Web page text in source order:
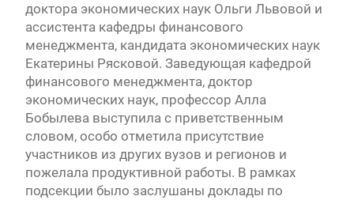
доктора экономических наук Ольги Львовой и
ассистента кафедры финансового
менеджмента, кандидата экономических наук
Екатерины Рясковой. Заведующая кафедрой
финансового менеджмента, доктор
экономических наук, профессор Алла
Бобылева выступила с приветственным
словом, особо отметила присутствие
участников из других вузов и регионов и
пожелала продуктивной работы. В рамках
подсекции было заслушаны доклады по